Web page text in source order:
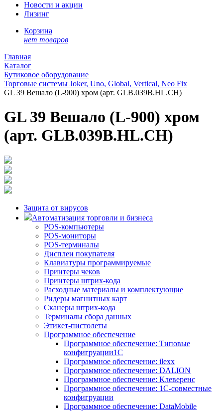
Новости и акции
Лизинг
Корзина
нет товаров
Главная
Каталог
Бутиковое оборудование
Торговые системы Joker, Uno, Global, Vertical, Neo Fix
GL 39 Вешало (L-900) хром (арт. GLB.039B.HL.CH)
GL 39 Вешало (L-900) хром
(арт. GLB.039B.HL.CH)
Защита от вирусов
Автоматизация торговли и бизнеса
POS-компьютеры
POS-мониторы
POS-терминалы
Дисплеи покупателя
Клавиатуры программируемые
Принтеры чеков
Принтеры штрих-кода
Расходные материалы и комплектующие
Ридеры магнитных карт
Сканеры штрих-кода
Терминалы сбора данных
Этикет-пистолеты
Программное обеспечение
Программное обеспечение: Типовые
конфигруации1С
Программное обеспечение: ilexx
Программное обеспечение: DALION
Программное обеспечение: Клеверенс
Программное обеспечение: 1С-совместные
конфигруации
Программное обеспечение: DataMobile